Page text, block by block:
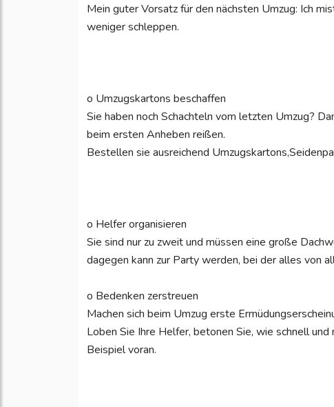
Mein guter Vorsatz für den nächsten Umzug: Ich
weniger schleppen.
o Umzugskartons beschaffen
Sie haben noch Schachteln vom letzten Umzug?
beim ersten Anheben reißen.
Bestellen sie ausreichend
o Helfer organisieren
Sie sind nur zu zweit und müssen eine große
dagegen kann zur Party werden, bei der alles von
o Bedenken zerstreuen
Machen sich beim Umzug erste
Loben Sie Ihre Helfer, betonen Sie, wie schnell
Beispiel voran.